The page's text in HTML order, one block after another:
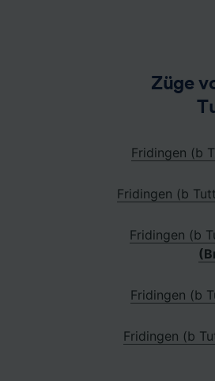
Züge
Fridingen (b
Fridingen (b
Fridingen (b
Fridingen (b
Fridingen (b